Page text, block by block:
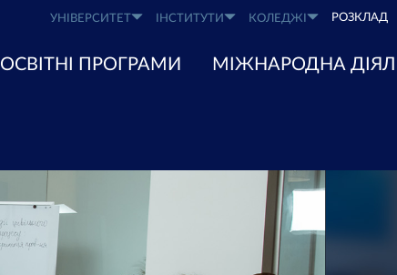
УНІВЕРСИТЕТ ІНСТИТУТИ КОЛЕДЖІ РОЗКЛАД
ОСВІТНІ ПРОГРАМИ МІЖНАРОДНА